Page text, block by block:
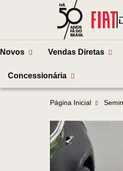
Novos Vendas Diretas
Concessionária
Página Inicial